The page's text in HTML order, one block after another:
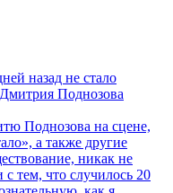
назад не стало
Поднозова
Поднозова на сцене,
а также другие
никак не
тем, что случилось 20